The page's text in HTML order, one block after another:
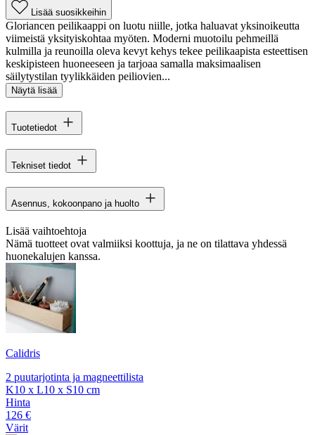
Lisää suosikkeihin
Gloriancen peilikaappi on luotu niille, jotka haluavat yksinoikeutta
viimeistä yksityiskohtaa myöten. Moderni muotoilu pehmeillä
kulmilla ja reunoilla oleva kevyt kehys tekee peilikaapista esteettisen
keskipisteen huoneeseen ja tarjoaa samalla maksimaalisen
säilytystilan tyylikkäiden peiliovien...
Näytä lisää
Tuotetiedot
Tekniset tiedot
Asennus, kokoonpano ja huolto
Lisää vaihtoehtoja
Nämä tuotteet ovat valmiiksi koottuja, ja ne on tilattava yhdessä
huonekalujen kanssa.
Calidris
2 puutarjotinta ja magneettilista
K10 x L10 x S10 cm
Hinta
126 €
Värit